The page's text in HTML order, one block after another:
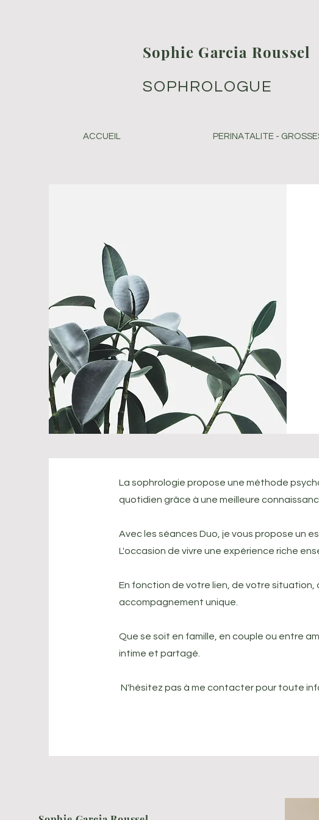
Sophie Garcia Roussel
SOPHROLOGUE
ACCUEIL PERINATALITE -
La sophrologie propose une méthode
quotidien grâce à une meilleure
Avec les séances Duo, je vous propose un
L'occasion de vivre une expérience riche
En fonction de votre lien, de votre situation,
accompagnement unique.
Que se soit en famille, en couple ou entre
intime et partagé.
N'hésitez pas à me contacter pour toute